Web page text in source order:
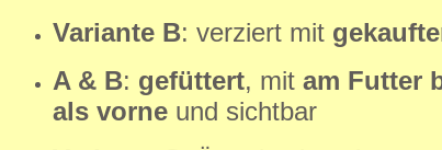
Variante B: verziert mit
A & B: gefüttert, mit am Futter
als vorne und sichtbar